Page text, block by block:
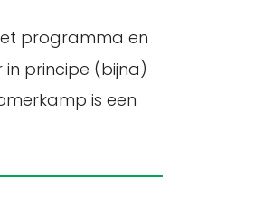
programma en
principe (bijna)
is een